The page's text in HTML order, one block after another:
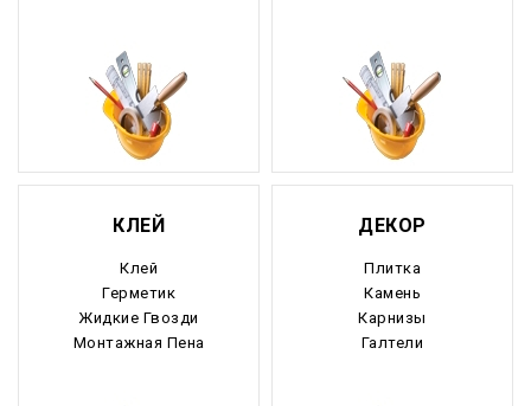
КЛЕЙ
Клей
Герметик
Жидкие Гвозди
Монтажная Пена
ДЕКОР
Плитка
Камень
Карнизы
Галтели